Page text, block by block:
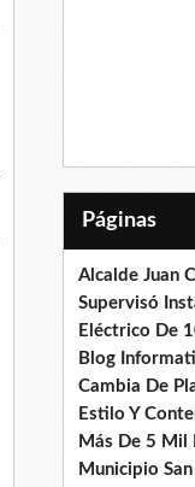
Páginas
Alcalde Juan
Supervisó
Eléctrico De
Blog
Cambia De
Estilo Y
Más De 5 Mil
Municipio